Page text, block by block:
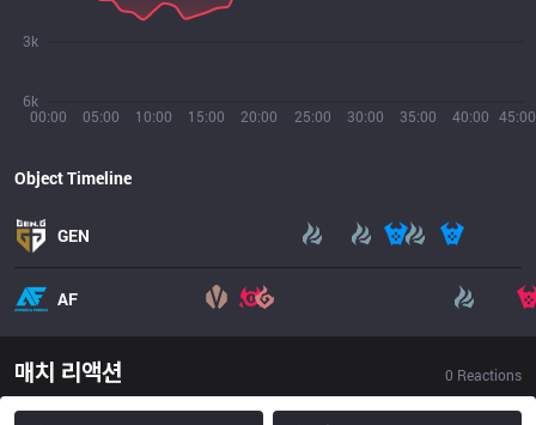
00:00 05:00 10:00 15:00 20:00 25:00 30:00 35:00 40:00 45:00
6k
3k
Object Timeline
GEN
AF
매치 리액션 0 Reactions